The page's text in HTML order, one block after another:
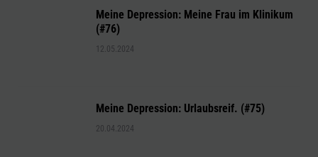
Meine Depression: Meine Frau im Klinikum
(#76)
12.05.2024
Meine Depression: Urlaubsreif. (#75)
20.04.2024